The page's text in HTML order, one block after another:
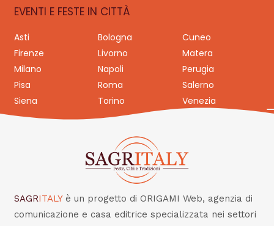
EVENTI E FESTE IN CITTÀ
Asti Bologna
Cuneo
Firenze
Livorno
Matera
Milano
Napoli
Perugia
Pisa
Roma
Salerno
Siena
Torino Venezia
SAGRITALY è un progetto di ORIGAMI Web, agenzia di
comunicazione e casa editrice specializzata nei settori